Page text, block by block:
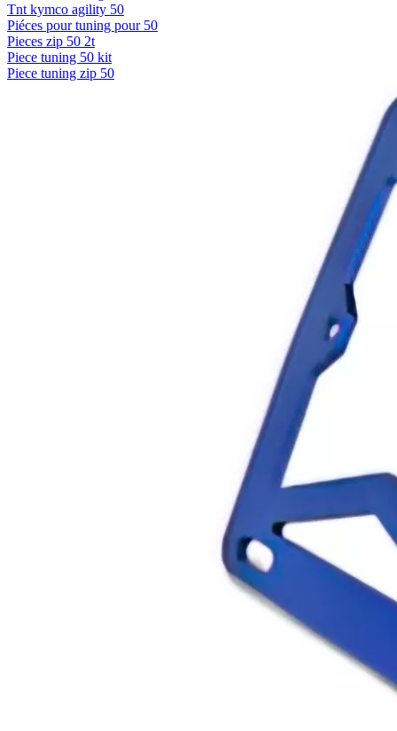
Tnt kymco agility 50
Piéces pour tuning pour 50
Pieces zip 50 2t
Piece tuning 50 kit
Piece tuning zip 50